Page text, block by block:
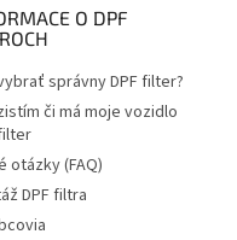
O DPF
správny DPF filter?
či má moje vozidlo
otázky (FAQ)
DPF filtra